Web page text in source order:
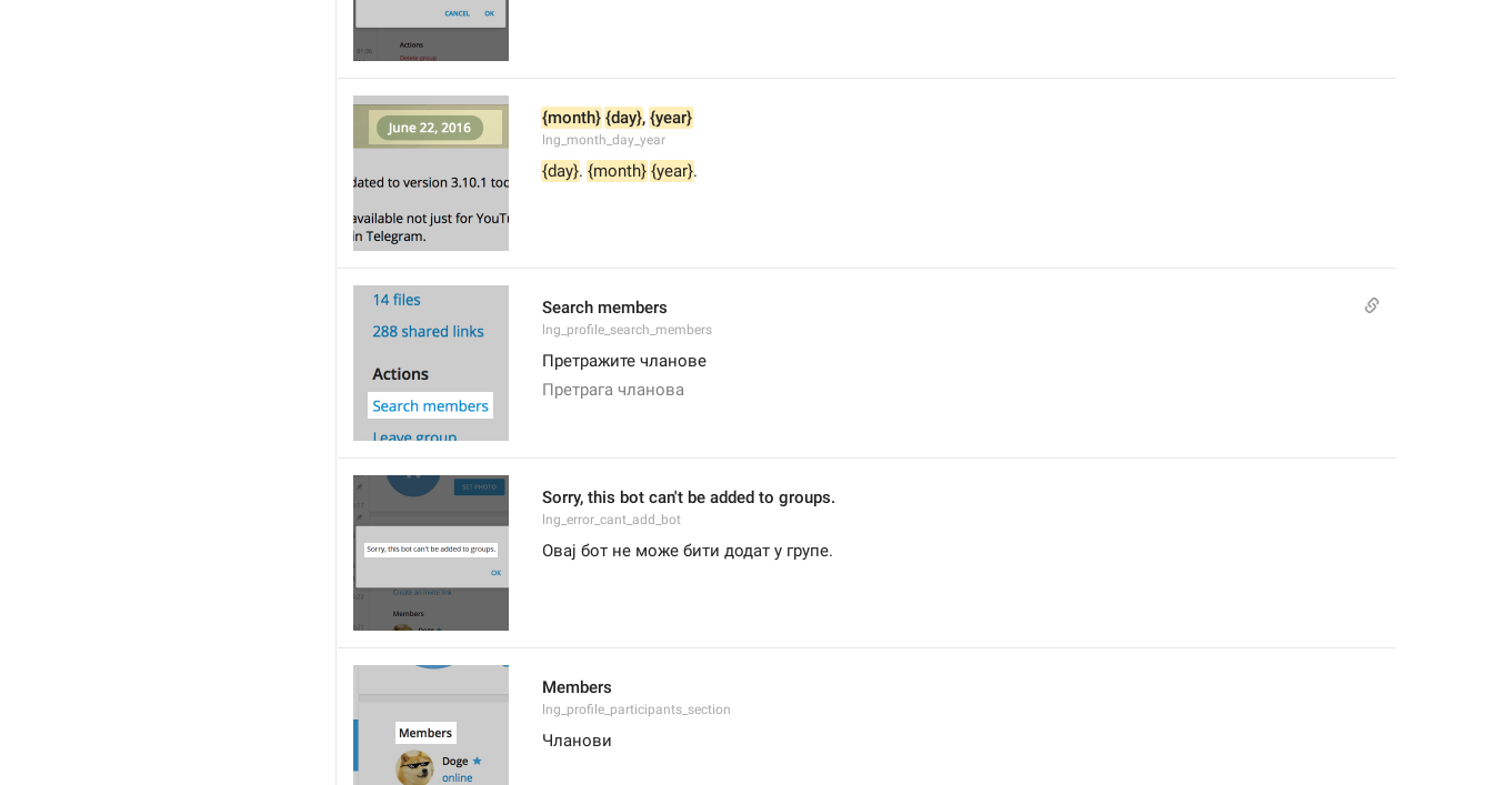
{month} {day}, {year}
lng_month_day_year
{day}. {month} {year}.
Search members
lng_profile_search_members
Претражите чланове
Претрага чланова
Sorry, this bot can't be added to groups.
lng_error_cant_add_bot
Овај бот не може бити додат у групе.
Members
lng_profile_participants_section
Чланови